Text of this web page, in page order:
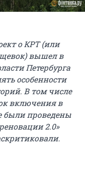
о КРТ (или
вышел в
Петербурга
особенности
В том числе
включения в
были проведены
2.0»